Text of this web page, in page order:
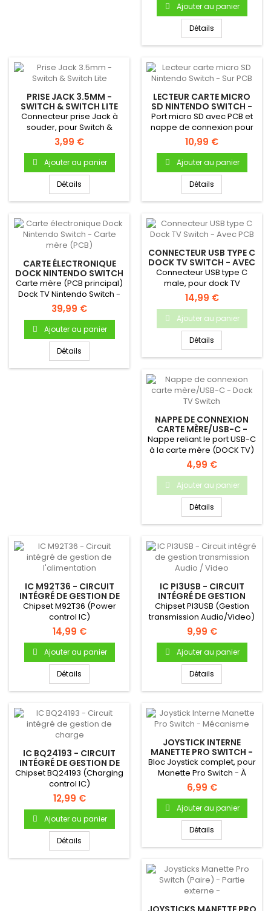
Ajouter au panier
Détails
PRISE JACK 3.5MM -
SWITCH & SWITCH LITE
Connecteur prise Jack à
souder, pour Switch &
Switch Lite
3,99 €
Ajouter au panier
Détails
LECTEUR CARTE MICRO
SD NINTENDO SWITCH -
SUR PCB
Port micro SD avec PCB et
nappe de connexion pour
Nintendo Switch - Neuf...
10,99 €
Ajouter au panier
Détails
CARTE ÉLECTRONIQUE
DOCK NINTENDO SWITCH
- CARTE MÈRE (PCB)
Carte mère (PCB principal)
Dock TV Nintendo Switch -
Produit neuf & original
39,99 €
Ajouter au panier
Détails
CONNECTEUR USB TYPE C
DOCK TV SWITCH - AVEC
PCB
Connecteur USB type C
male, pour dock TV
Nintendo Switch
14,99 €
Ajouter au panier
Détails
NAPPE DE CONNEXION
CARTE MÈRE/USB-C -
DOCK TV SWITCH
Nappe reliant le port USB-C
à la carte mère (DOCK TV)
4,99 €
Ajouter au panier
Détails
IC M92T36 - CIRCUIT
INTÉGRÉ DE GESTION DE
L'ALIMENTATION
Chipset M92T36 (Power
control IC)
14,99 €
Ajouter au panier
Détails
IC PI3USB - CIRCUIT
INTÉGRÉ DE GESTION
TRANSMISSION AUDIO /
VIDEO
Chipset PI3USB (Gestion
transmission Audio/Video)
9,99 €
Ajouter au panier
Détails
IC BQ24193 - CIRCUIT
INTÉGRÉ DE GESTION DE
CHARGE
Chipset BQ24193 (Charging
control IC)
12,99 €
Ajouter au panier
Détails
JOYSTICK INTERNE
MANETTE PRO SWITCH -
MÉCANISME
Bloc Joystick complet, pour
Manette Pro Switch - À
souder sur la carte mère...
6,99 €
Ajouter au panier
Détails